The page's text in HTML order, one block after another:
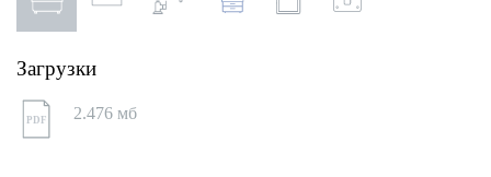
Загрузки
PDF 2.476 мб